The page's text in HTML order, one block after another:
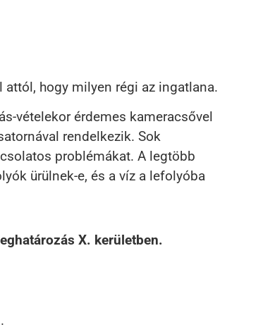
hogy milyen régi az ingatlana.
vételekor érdemes kameracsővel
rendelkezik. Sok
problémákat. A legtöbb
ürülnek-e, és a víz a lefolyóba
X. kerületben.